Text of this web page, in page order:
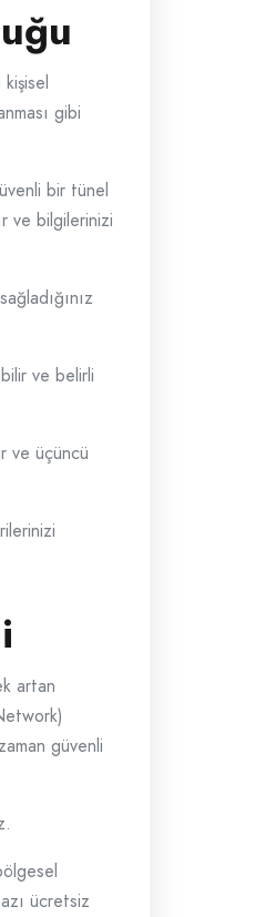
gibi
bir tünel
ve bilgilerinizi
ve belirli
ve üçüncü
artan
güvenli
ücretsiz